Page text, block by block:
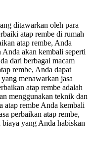
ditawarkan oleh para
atap rembe di rumah
atap rembe, Anda
akan kembali seperti
dari berbagai macam
rembe, Anda dapat
menawarkan jasa
atap rembe adalah
menggunakan teknik dan
atap rembe Anda kembali
perbaikan atap rembe,
yang Anda habiskan